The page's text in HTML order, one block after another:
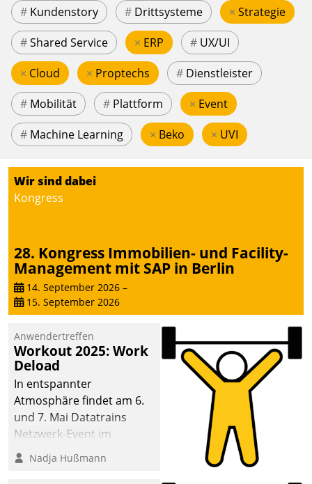
# Kundenstory # Drittsysteme × Strategie
#Shared Service × ERP # UX/UI
× Cloud × Proptechs # Dienstleister
# Mobilität # Plattform × Event
# Machine Learning × Beko × UVI
Wir sind dabei
Kongress
28. Kongress Immobilien- und Facility-
Management mit SAP in Berlin
14. September 2026 –
15. September 2026
Anwendertreffen
Workout 2025: Work
Deload
In entspannter
Atmosphäre findet am 6.
und 7. Mai Datatrains
Netzwerk-Event im
Kunden- und Partnerkreis
statt. Zentrale Frage: Wie
Nadja Hußmann